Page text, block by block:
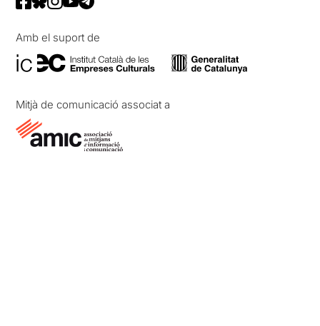
Amb el suport de
Mitjà de comunicació associat a